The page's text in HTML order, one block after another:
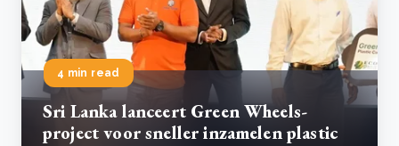
4 min read
Sri Lanka lanceert Green Wheels-
project voor sneller inzamelen plastic